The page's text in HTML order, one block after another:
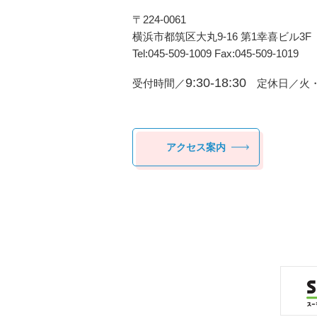
〒224-0061
横浜市都筑区⼤丸9-16 第1幸喜ビル3F
Tel:045-509-1009 Fax:045-509-1019
受付時間／9:30-18:30 定休日／火
アクセス案内